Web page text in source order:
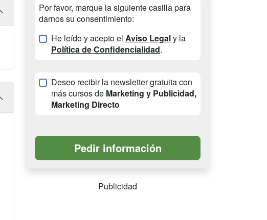
Por favor, marque la siguiente casilla para
darnos su consentimiento:
He leído y acepto el Aviso Legaly la
Política de Confidencialidad.
Deseo recibir la newsletter gratuita con
más cursos de Marketing y Publicidad,
Marketing Directo
Publicidad